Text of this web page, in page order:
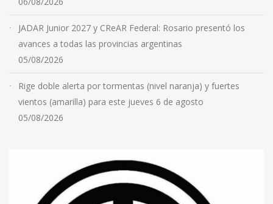
JADAR Junior 2027 y CReAR Federal: Rosario presentó los
avances a todas las provincias argentinas
05/08/2026
Rige doble alerta por tormentas (nivel naranja) y fuertes
vientos (amarilla) para este jueves 6 de agosto
05/08/2026